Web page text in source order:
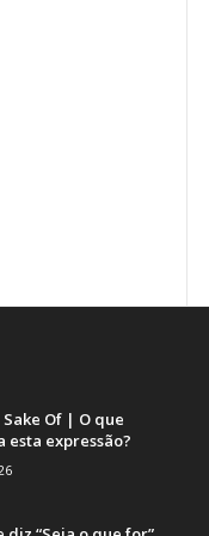
Sake Of | O que
esta expressão?